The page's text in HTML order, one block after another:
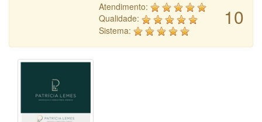
10
Atendimento:
Qualidade:
Sistema: